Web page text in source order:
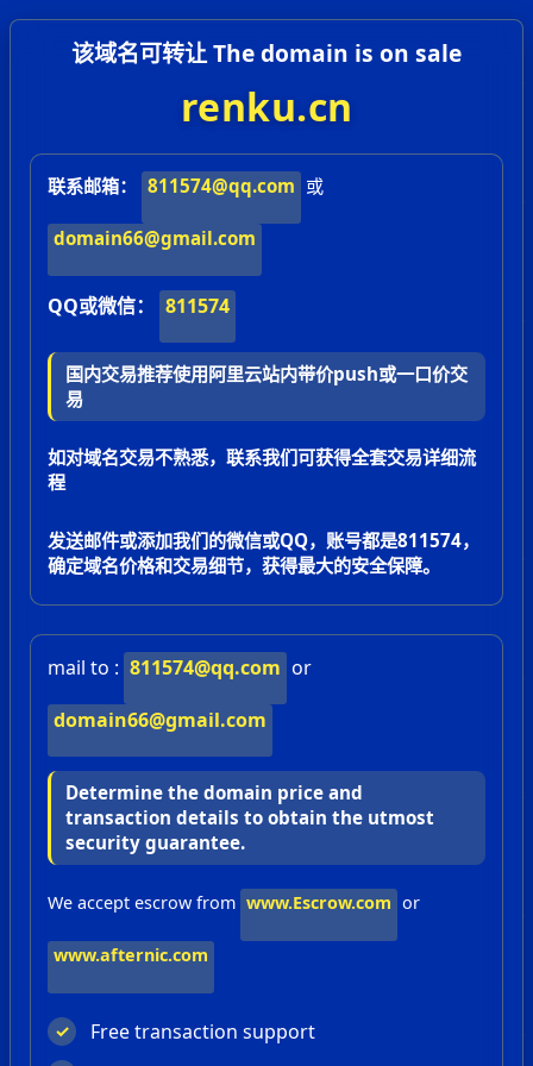
该域名可转让 The domain is on sale
renku.cn
联系邮箱： 811574@qq.com 或
domain66@gmail.com
QQ或微信： 811574
国内交易推荐使用阿里云站内带价push或一口价交
易
如对域名交易不熟悉，联系我们可获得全套交易详细流
程
发送邮件或添加我们的微信或QQ，账号都是811574，
确定域名价格和交易细节，获得最大的安全保障。
mail to : 811574@qq.com or
domain66@gmail.com
Determine the domain price and
transaction details to obtain the utmost
security guarantee.
We accept escrow from www.Escrow.com or
www.afternic.com
Free transaction support